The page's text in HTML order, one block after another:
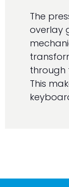
The
overlay
through
This